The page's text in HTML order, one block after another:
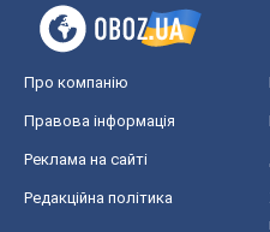
Про компанію
Правова інформація
Реклама на сайті
Редакційна політика